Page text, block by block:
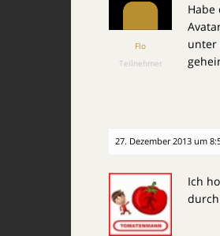
Flo
Teilnehmer
Habe
unter
27. Dezember 2013 um
Ich